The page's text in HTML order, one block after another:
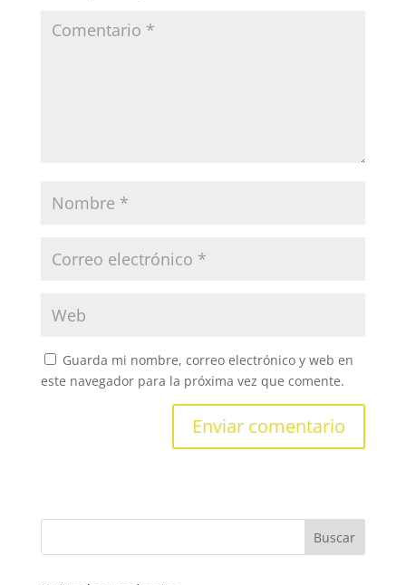
Guarda mi nombre, correo electrónico y web en
este navegador para la próxima vez que comente.